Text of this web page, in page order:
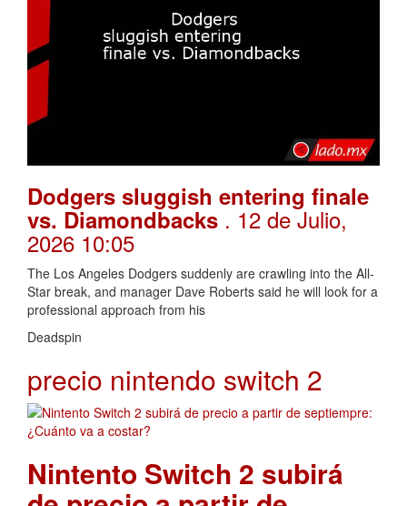
Dodgers sluggish entering finale
vs. Diamondbacks . 12 de Julio,
2026 10:05
The Los Angeles Dodgers suddenly are crawling into the All-
Star break, and manager Dave Roberts said he will look for a
professional approach from his
Deadspin
precio nintendo switch 2
Nintento Switch 2 subirá